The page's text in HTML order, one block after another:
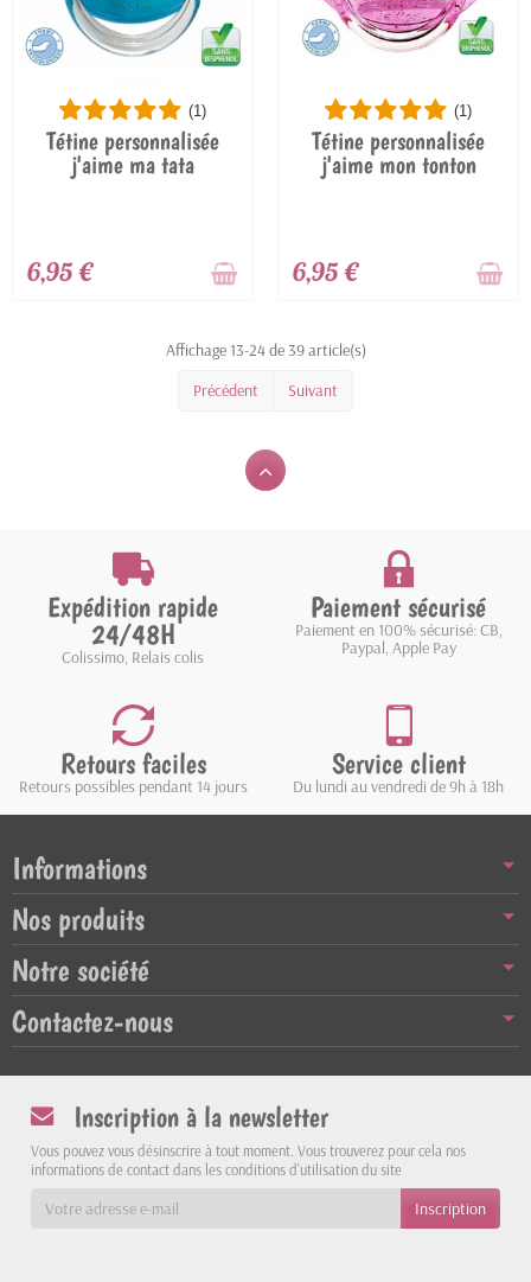
(1)
Tétine personnalisée
j'aime ma tata
6,95 €
(1)
Tétine personnalisée
j'aime mon tonton
6,95 €
Affichage 13-24 de 39 article(s)
Précédent
Suivant
Expédition rapide
24/48H
Colissimo, Relais colis
Paiement sécurisé
Paiement en 100% sécurisé: CB,
Paypal, Apple Pay
Retours faciles
Retours possibles pendant 14 jours
Service client
Du lundi au vendredi de 9h à 18h
Informations
Nos produits
Notre société
Contactez-nous
Inscription à la newsletter
Vous pouvez vous désinscrire à tout moment. Vous trouverez pour cela nos
informations de contact dans les conditions d'utilisation du site